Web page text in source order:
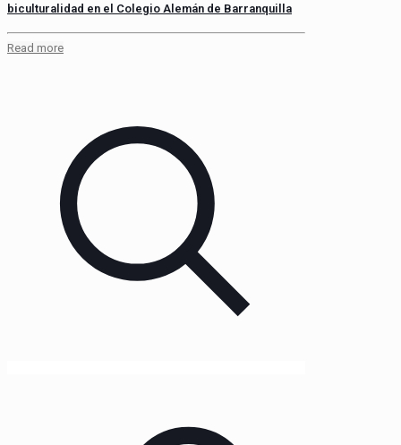
biculturalidad en el Colegio Alemán de Barranquilla
Read more